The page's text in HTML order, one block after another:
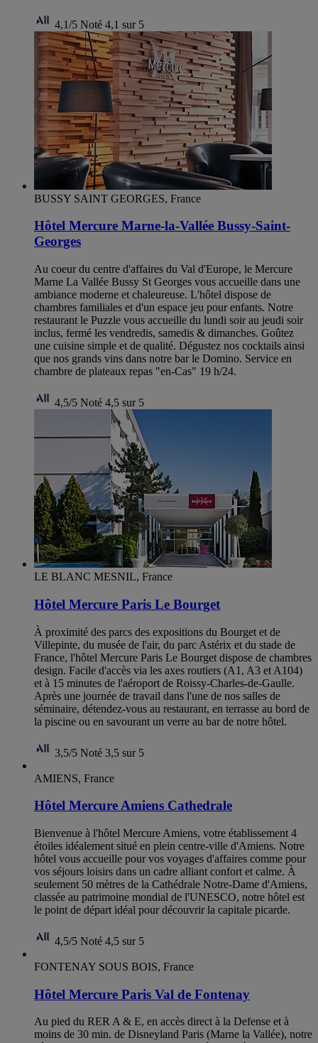
4,1/5 Noté 4,1 sur 5
BUSSY SAINT GEORGES, France
Hôtel Mercure Marne-la-Vallée Bussy-Saint-
Georges
Au coeur du centre d'affaires du Val d'Europe, le Mercure
Marne La Vallée Bussy St Georges vous accueille dans une
ambiance moderne et chaleureuse. L'hôtel dispose de
chambres familiales et d'un espace jeu pour enfants. Notre
restaurant le Puzzle vous accueille du lundi soir au jeudi soir
inclus, fermé les vendredis, samedis & dimanches. Goûtez
une cuisine simple et de qualité. Dégustez nos cocktails ainsi
que nos grands vins dans notre bar le Domino. Service en
chambre de plateaux repas "en-Cas" 19 h/24.
4,5/5 Noté 4,5 sur 5
LE BLANC MESNIL, France
Hôtel Mercure Paris Le Bourget
À proximité des parcs des expositions du Bourget et de
Villepinte, du musée de l'air, du parc Astérix et du stade de
France, l'hôtel Mercure Paris Le Bourget dispose de chambres
design. Facile d'accès via les axes routiers (A1, A3 et A104)
et à 15 minutes de l'aéroport de Roissy-Charles-de-Gaulle.
Après une journée de travail dans l'une de nos salles de
séminaire, détendez-vous au restaurant, en terrasse au bord de
la piscine ou en savourant un verre au bar de notre hôtel.
3,5/5 Noté 3,5 sur 5
AMIENS, France
Hôtel Mercure Amiens Cathedrale
Bienvenue à l'hôtel Mercure Amiens, votre établissement 4
étoiles idéalement situé en plein centre-ville d'Amiens. Notre
hôtel vous accueille pour vos voyages d'affaires comme pour
vos séjours loisirs dans un cadre alliant confort et calme. À
seulement 50 mètres de la Cathédrale Notre-Dame d'Amiens,
classée au patrimoine mondial de l'UNESCO, notre hôtel est
le point de départ idéal pour découvrir la capitale picarde.
4,5/5 Noté 4,5 sur 5
FONTENAY SOUS BOIS, France
Hôtel Mercure Paris Val de Fontenay
Au pied du RER A & E, en accès direct à la Defense et à
moins de 30 min. de Disneyland Paris (Marne la Vallée), notre